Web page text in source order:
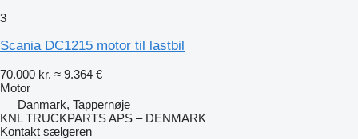
3
Scania DC1215 motor til lastbil
70.000 kr. ≈ 9.364 €
Motor
Danmark, Tappernøje
KNL TRUCKPARTS APS – DENMARK
Kontakt sælgeren